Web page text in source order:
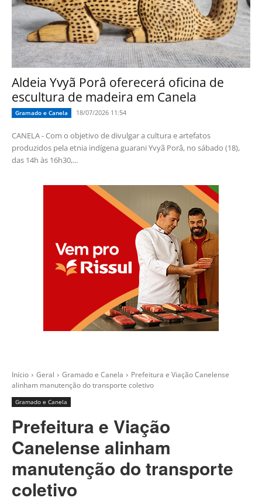
Aldeia Yvyã Porâ oferecerá oficina de
escultura de madeira em Canela
Gramado e Canela 18/07/2026 11:54
CANELA - Com o objetivo de divulgar a cultura e artefatos
produzidos pela etnia indígena guarani Yvyã Porâ, no sábado (18),
das 14h às 16h30,...